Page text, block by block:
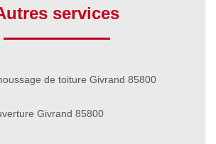
services
de toiture Givrand 85800
Givrand 85800